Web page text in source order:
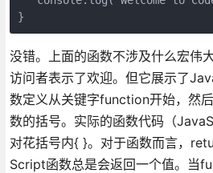
}
没错。上面的函数不涉及什么宏伟
访问者表示了欢迎。但它展示了
数定义从关键字function开始，然
数的括号。实际的函数代码（
对花括号内{ }。对于函数而言，
Script函数总是会返回一个值。当